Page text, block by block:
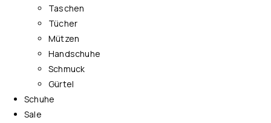
Taschen
Tücher
Mützen
Handschuhe
Schmuck
Gürtel
Schuhe
Sale